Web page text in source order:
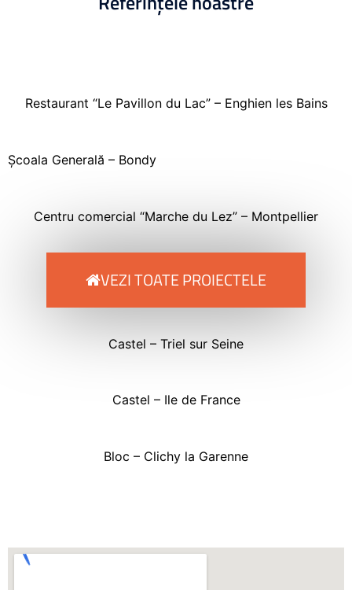
Restaurant “Le Pavillon du Lac” – Enghien les Bains
Școala Generală – Bondy
Centru comercial “Marche du Lez” – Montpellier
VEZI TOATE PROIECTELE
Castel – Triel sur Seine
Castel – Ile de France
Bloc – Clichy la Garenne